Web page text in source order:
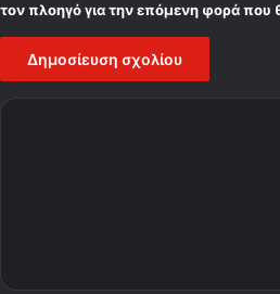
τον πλοηγό για την επόμενη φορά που